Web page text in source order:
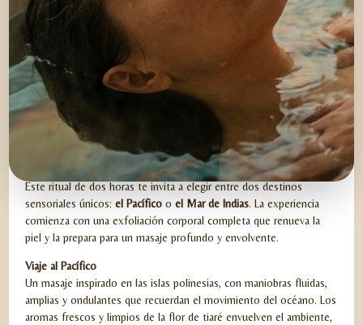
SAMSKARA YATRA SPA
Este ritual de dos horas te invita a elegir entre dos destinos
sensoriales únicos:el Pacífico oel Mar de Indias. La experiencia
comienza con una exfoliación corporal completa que renueva la
piel y la prepara para un masaje profundo y envolvente.
Viaje al Pacífico
Un masaje inspirado en las islas polinesias, con maniobras fluidas,
amplias y ondulantes que recuerdan el movimiento del océano. Los
aromas frescos y limpios de la flor de tiaré envuelven el ambiente,